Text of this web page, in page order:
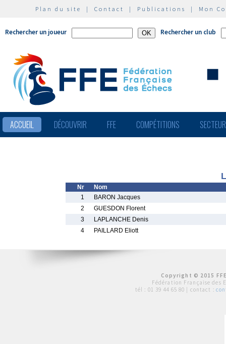
Plan du site | Contact | Publications | Mon
Rechercher un joueur Rechercher un club
ACCUEIL DÉCOUVRIR FFE COMPÉTITIONS
Nr
Nom
1
BARON Jacques
2
GUESDON Florent
3
LAPLANCHE Denis
4
PAILLARD Eliott
Copyright © 2015
Fédération Française des
tél : 01 39 44 65 80 | contact :